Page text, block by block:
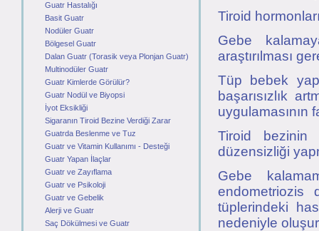
Guatr Hastalığı
Basit Guatr
Nodüler Guatr
Bölgesel Guatr
Dalan Guatr (Torasik veya Plonjan Guatr)
Multinodüler Guatr
Guatr Kimlerde Görülür?
Guatr Nodül ve Biyopsi
İyot Eksikliği
Sigaranın Tiroid Bezine Verdiği Zarar
Guatrda Beslenme ve Tuz
Guatr ve Vitamin Kullanımı - Desteği
Guatr Yapan İlaçlar
Guatr ve Zayıflama
Guatr ve Psikoloji
Guatr ve Gebelik
Alerji ve Guatr
Saç Dökülmesi ve Guatr
Tiroid
Gebe
araştırılması
Tüp bebek
başarısızlık
uygulamasının
Tiroid bezinin
düzensizliği
Gebe
endometriozis
tüplerindeki
nedeniyle